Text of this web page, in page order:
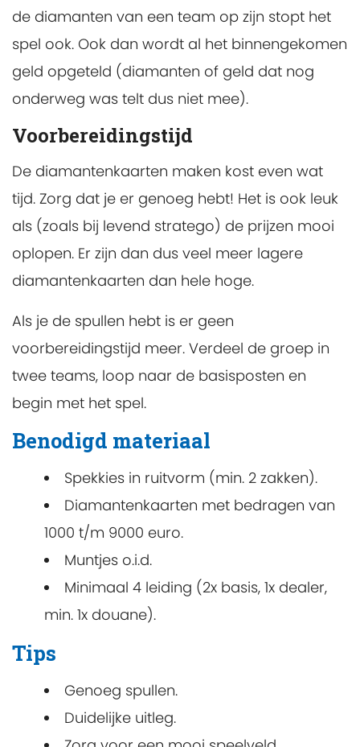
de diamanten van een team op zijn stopt het
spel ook. Ook dan wordt al het binnengekomen
geld opgeteld (diamanten of geld dat nog
onderweg was telt dus niet mee).
Voorbereidingstijd
De diamantenkaarten maken kost even wat
tijd. Zorg dat je er genoeg hebt! Het is ook leuk
als (zoals bij levend stratego) de prijzen mooi
oplopen. Er zijn dan dus veel meer lagere
diamantenkaarten dan hele hoge.
Als je de spullen hebt is er geen
voorbereidingstijd meer. Verdeel de groep in
twee teams, loop naar de basisposten en
begin met het spel.
Benodigd materiaal
Spekkies in ruitvorm (min. 2 zakken).
Diamantenkaarten met bedragen van
1000 t/m 9000 euro.
Muntjes o.i.d.
Minimaal 4 leiding (2x basis, 1x dealer,
min. 1x douane).
Tips
Genoeg spullen.
Duidelijke uitleg.